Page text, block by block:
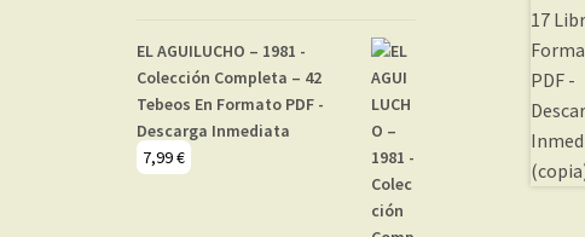
EL AGUILUCHO – 1981 -
Colección Completa – 42
Tebeos En Formato PDF -
Descarga Inmediata
7,99€